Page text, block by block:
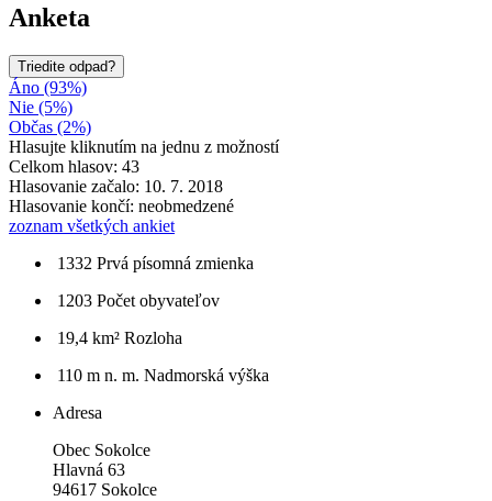
Anketa
Triedite odpad?
Áno (93%)
Nie (5%)
Občas (2%)
Hlasujte kliknutím na jednu z možností
Celkom hlasov: 43
Hlasovanie začalo: 10. 7. 2018
Hlasovanie končí: neobmedzené
zoznam všetkých ankiet
1332 Prvá písomná zmienka
1203 Počet obyvateľov
19,4 km² Rozloha
110 m n. m. Nadmorská výška
Adresa
Obec Sokolce
Hlavná 63
94617 Sokolce